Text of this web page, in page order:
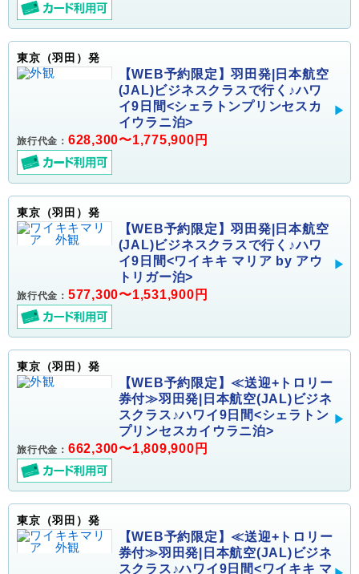
東京（羽田）発
【WEB予約限定】羽田発|日本航空
(JAL)ビジネスクラスで行く♪ハワ
イ9日間<シェラトンプリンセスカ
イウラニ泊>
旅行代金： 628,300〜1,775,900円
東京（羽田）発
【WEB予約限定】羽田発|日本航空
(JAL)ビジネスクラスで行く♪ハワ
イ9日間<ワイキキ マリア by アウ
トリガー泊>
旅行代金： 577,300〜1,531,900円
東京（羽田）発
【WEB予約限定】≪送迎+トロリー
券付≫羽田発|日本航空(JAL)ビジネ
スクラス♪ハワイ9日間<シェラトン
プリンセスカイウラニ泊>
旅行代金： 662,300〜1,809,900円
東京（羽田）発
【WEB予約限定】≪送迎+トロリー
券付≫羽田発|日本航空(JAL)ビジネ
スクラス♪ハワイ9日間<ワイキキ マ